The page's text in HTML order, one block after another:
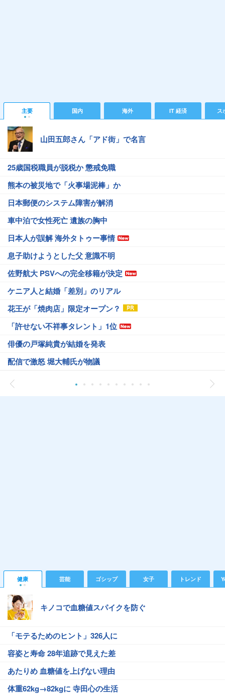
主要 国内 海外 IT 経済 ス
山田五郎さん「アド街」で名言
25歳国税職員が脱税か 懲戒免職
熊本の被災地で「火事場泥棒」か
日本郵便のシステム障害が解消
車中泊で女性死亡 遺族の胸中
日本人が誤解 海外タトゥー事情
息子助けようとした父 意識不明
佐野航大 PSVへの完全移籍が決定
ケニア人と結婚「差別」のリアル
花王が「焼肉店」限定オープン？
「許せない不祥事タレント」1位
俳優の戸塚純貴が結婚を発表
配信で激怒 堀大輔氏が物議
健康 芸能 ゴシップ 女子 トレンド
キノコで血糖値スパイクを防ぐ
「モテるためのヒント」326人に
容姿と寿命 28年追跡で見えた差
あたりめ 血糖値を上げない理由
体重62kg→82kgに 寺田心の生活